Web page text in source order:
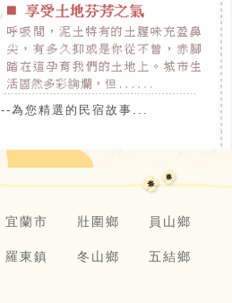
--為您精選的民宿故事...
宜蘭市 壯圍鄉 員山鄉
羅東鎮 冬山鄉 五結鄉